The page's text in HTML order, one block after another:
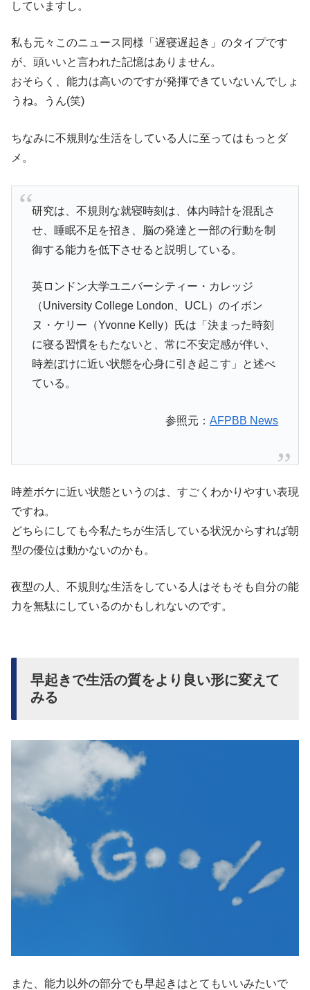
していますし。
私も元々このニュース同様「遅寝遅起き」のタイプです
が、頭いいと言われた記憶はありません。
おそらく、能力は高いのですが発揮できていないんでしょ
うね。うん(笑)
ちなみに不規則な生活をしている人に至ってはもっとダ
メ。
研究は、不規則な就寝時刻は、体内時計を混乱さ
せ、睡眠不足を招き、脳の発達と一部の行動を制
御する能力を低下させると説明している。
英ロンドン大学ユニバーシティー・カレッジ
（University College London、UCL）のイボン
ヌ・ケリー（Yvonne Kelly）氏は「決まった時刻
に寝る習慣をもたないと、常に不安定感が伴い、
時差ぼけに近い状態を心身に引き起こす」と述べ
ている。
参照元：AFPBB News
時差ボケに近い状態というのは、すごくわかりやすい表現
ですね。
どちらにしても今私たちが生活している状況からすれば朝
型の優位は動かないのかも 。
夜型の人、不規則な生活をしている人はそもそも自分の能
力を無駄にしているのかもしれないのです。
早起きで生活の質をより良い形に変えて
みる
また、能力以外の部分でも早起きはとてもいいみたいで